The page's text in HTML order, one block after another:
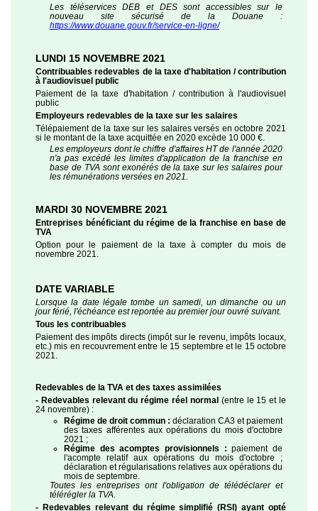
Les téléservices DEB et DES sont accessibles sur le
nouveau site sécurisé de la Douane :
https://www.douane.gouv.fr/service-en-ligne/
LUNDI 15 NOVEMBRE 2021
Contribuables redevables de la taxe d'habitation / contribution
à l'audiovisuel public
Paiement de la taxe d'habitation / contribution à l'audiovisuel
public
Employeurs redevables de la taxe sur les salaires
Télépaiement de la taxe sur les salaires versés en octobre 2021
si le montant de la taxe acquittée en 2020 excède 10 000 €.
Les employeurs dont le chiffre d'affaires HT de l'année 2020
n'a pas excédé les limites d'application de la franchise en
base de TVA sont exonérés de la taxe sur les salaires pour
les rémunérations versées en 2021.
MARDI 30 NOVEMBRE 2021
Entreprises bénéficiant du régime de la franchise en base de
TVA
Option pour le paiement de la taxe à compter du mois de
novembre 2021.
DATE VARIABLE
Lorsque la date légale tombe un samedi, un dimanche ou un
jour férié, l'échéance est reportée au premier jour ouvré suivant.
Tous les contribuables
Paiement des impôts directs (impôt sur le revenu, impôts locaux,
etc.) mis en recouvrement entre le 15 septembre et le 15 octobre
2021.
Redevables de la TVA et des taxes assimilées
- Redevables relevant du régime réel normal(entre le 15 et le
24 novembre) :
Régime de droit commun : déclaration CA3 et paiement
des taxes afférentes aux opérations du mois d'octobre
2021 ;
Régime des acomptes provisionnels : paiement de
l'acompte relatif aux opérations du mois d'octobre ;
déclaration et régularisations relatives aux opérations du
mois de septembre.
Toutes les entreprises ont l'obligation de télédéclarer et
télérégler la TVA.
- Redevables relevant du régime simplifié (RSI) ayant opté